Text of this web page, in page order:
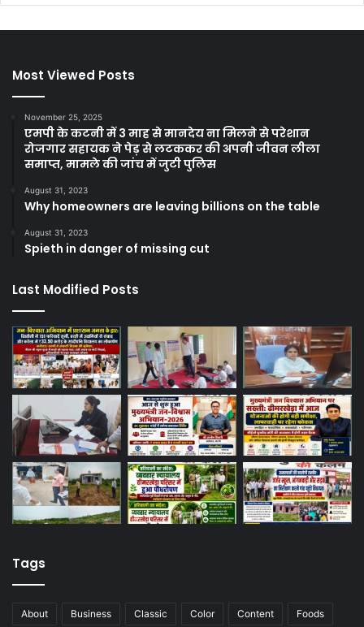
Most Viewed Posts
November 25, 2025
एमपी के कटनी में 3 माह से मानदेय ना मिलने से परेशान
रोजगार सहायक ने पेड़ से लटककर की अपनी जीवन लीला
समाप्त, मामले की जांच में जुटी पुलिस
August 31, 2023
Why homeowners are leaving billions on the table
August 31, 2023
Spieth in danger of missing cut
Last Modified Posts
Tags
About Business Classic Color Content Foods